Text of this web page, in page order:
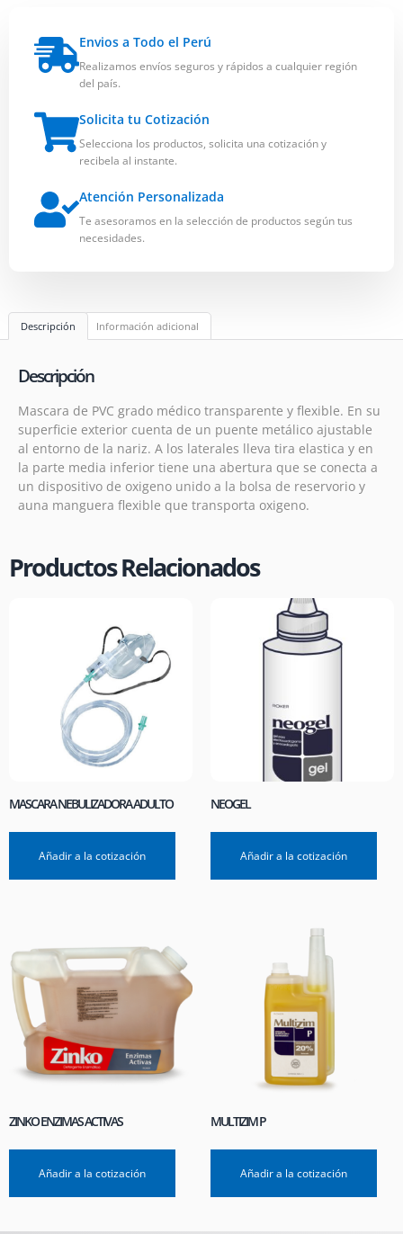
Envios a Todo el Perú
Realizamos envíos seguros y rápidos a cualquier región
del país.
Solicita tu Cotización
Selecciona los productos, solicita una cotización y
recibela al instante.
Atención Personalizada
Te asesoramos en la selección de productos según tus
necesidades.
Descripción Información adicional
Descripción
Mascara de PVC grado médico transparente y flexible. En su
superficie exterior cuenta de un puente metálico ajustable
al entorno de la nariz. A los laterales lleva tira elastica y en
la parte media inferior tiene una abertura que se conecta a
un dispositivo de oxigeno unido a la bolsa de reservorio y
auna manguera flexible que transporta oxigeno.
Productos Relacionados
MASCARA NEBULIZADORA ADULTO
Añadir a la cotización
NEOGEL
Añadir a la cotización
ZINKO ENZIMAS ACTIVAS
Añadir a la cotización
MULTIZIM P
Añadir a la cotización